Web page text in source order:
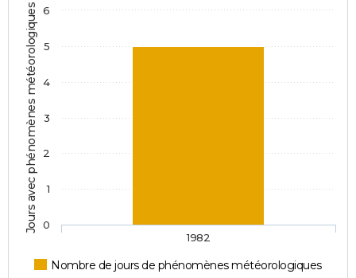
Jours avec phénomènes météorologiques
Nombre de jours de phénomènes météorologiques
1982
0
1
2
3
4
5
6